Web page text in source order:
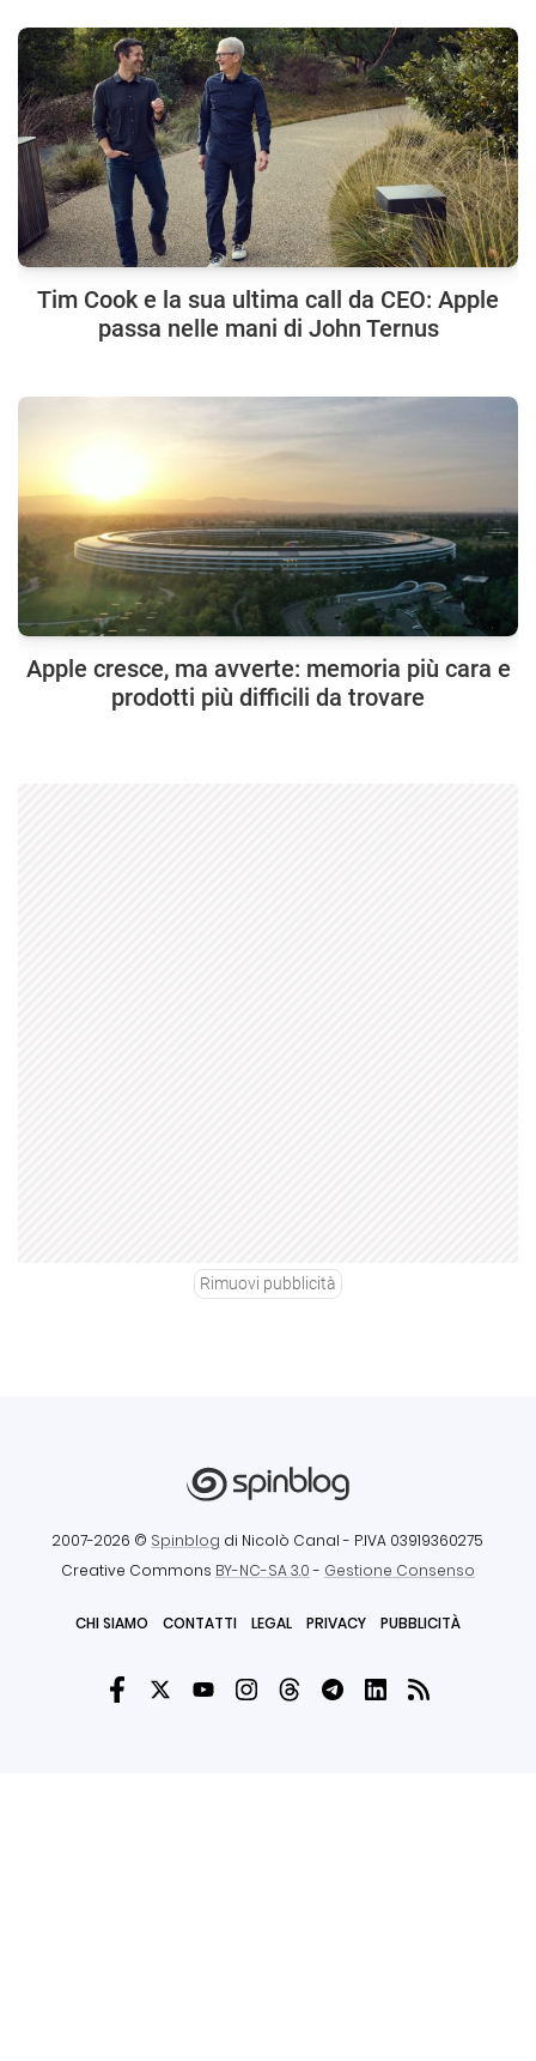
Tim Cook e la sua ultima call da CEO: Apple
passa nelle mani di John Ternus
Apple cresce, ma avverte: memoria più cara e
prodotti più difficili da trovare
Rimuovi pubblicità
2007-2026 © Spinblog di Nicolò Canal - P.IVA 03919360275
Creative Commons BY-NC-SA 3.0- Gestione Consenso
CHI SIAMO CONTATTI LEGAL PRIVACY PUBBLICITÀ